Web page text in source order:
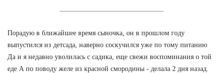
Порадую в ближайшее время сыночка, он в прошлом году
выпустился из детсада, наверно соскучился уже по тому питанию
Да и я недавно уволилась с садика, еще свежи воспоминания о той
еде А по поводу желе из красной смородины - делала 2 дня назад.